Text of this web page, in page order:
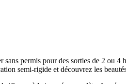
permis pour des sorties de 2 ou 4
semi-rigide et découvrez les